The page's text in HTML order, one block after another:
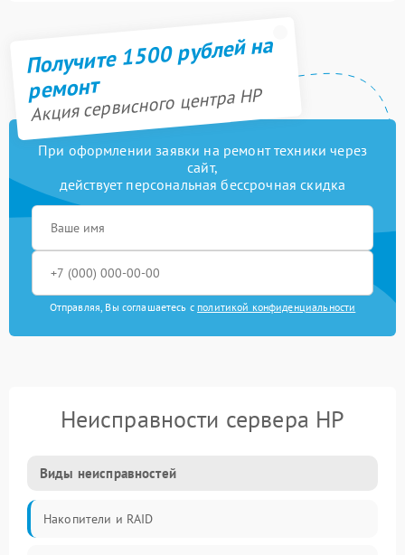
Получите 1500 рублей на
ремонт
Акция сервисного центра HP
При оформлении заявки на ремонт техники через
сайт,
действует персональная бессрочная скидка
Отправляя, Вы соглашаетесь с политикой конфиденциальности
Неисправности сервера HP
Виды неисправностей
Накопители и RAID